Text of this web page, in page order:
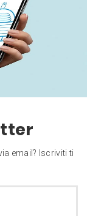
email? Iscriviti ti